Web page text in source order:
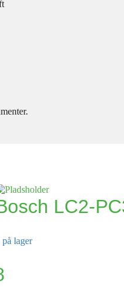
LC2-
på lager